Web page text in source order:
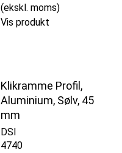
(ekskl. moms)
Vis produkt
Klikramme Profil,
Aluminium, Sølv, 45
mm
DSI
4740